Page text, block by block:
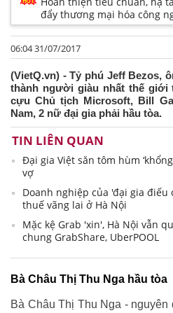
đẩy thương mại hóa công
06:04 31/07/2017
(VietQ.vn) - Tỷ phú Jeff Bezos,
thành người giàu nhất thế
cựu Chủ tịch Microsoft, Bill
Nam, 2 nữ đại gia phải hầu tòa.
TIN LIÊN QUAN
Đại gia Việt săn tôm hùm
vợ
Doanh nghiệp của 'đại gia điếu
thuế vãng lai ở Hà Nội
Mặc kệ Grab 'xin', Hà Nội vẫn
chung GrabShare, UberPOOL
Bà Châu Thị Thu Nga hầu tòa
Bà Châu Thị Thu Nga -